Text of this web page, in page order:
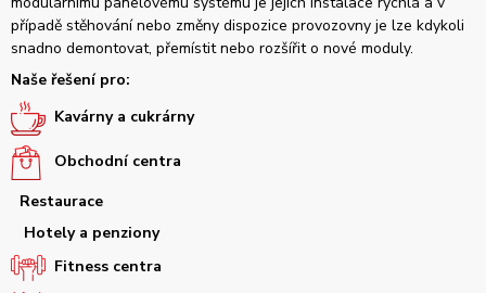
případě stěhování nebo změny dispozice provozovny je lze kdykoli
snadno demontovat, přemístit nebo rozšířit o nové moduly.
Naše řešení pro:
Kavárny a cukrárny
Obchodní centra
Restaurace
Hotely a penziony
Fitness centra